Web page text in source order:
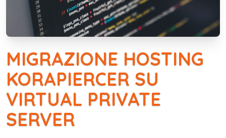
MIGRAZIONE HOSTING
KORAPIERCER SU
VIRTUAL PRIVATE
SERVER